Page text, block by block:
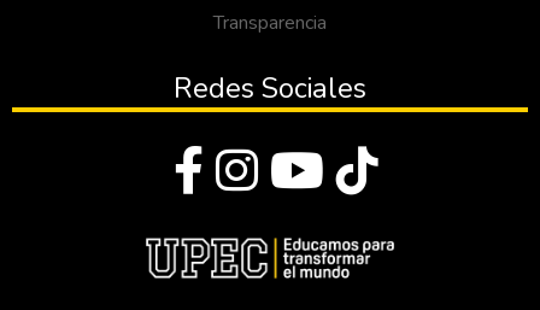
Transparencia
Redes Sociales